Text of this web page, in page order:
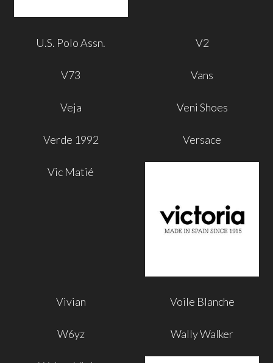
U.S. Polo Assn. V2
V73 Vans
Veja Veni Shoes
Verde 1992 Versace
Vic Matié
Vivian Voile Blanche
W6yz Wally Walker